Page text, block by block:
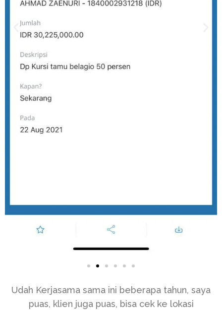
Udah Kerjasama sama ini beberapa tahun, saya
puas, klien juga puas, bisa cek ke lokasi